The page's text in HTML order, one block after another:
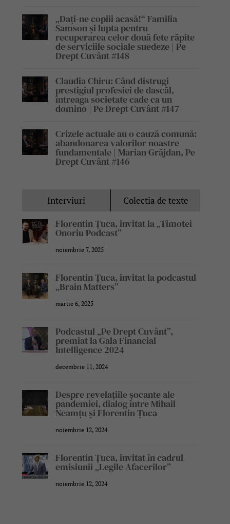
„Dați-ne copiii acasă!“ Familia
Samson și lupta pentru
recuperarea celor două fete răpite
de serviciile sociale suedeze | Pe
Drept Cuvânt #148
Claudia Chiru: Când distrugi
prestigiul profesiei de dascăl,
întreaga societate cade ca un
domino | Pe Drept Cuvânt #147
Crizele actuale au o cauză comună:
abandonarea valorilor noastre
fundamentale | Marian Grăjdan, Pe
Drept Cuvânt #146
Interviuri Colectia de texte
Florentin Țuca, invitat la „Timotei
Onoriu Podcast”
noiembrie 7, 2025
Florentin Țuca, invitat la podcastul
„Brain Matters”
martie 6, 2025
Podcastul „Pe Drept Cuvânt”,
premiat la Gala Financial
Intelligence 2024
decembrie 11, 2024
Despre revelațiile șocante ale
pandemiei, dialog între Mihail
Neamțu și Florentin Țuca
noiembrie 12, 2024
Florentin Țuca, invitat în cadrul
emisiunii „Legile Afacerilor”
noiembrie 12, 2024